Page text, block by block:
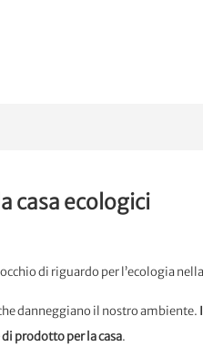
casa ecologici
occhio di riguardo per l’ecologia
danneggiano il nostro ambiente.
prodotto per la casa.